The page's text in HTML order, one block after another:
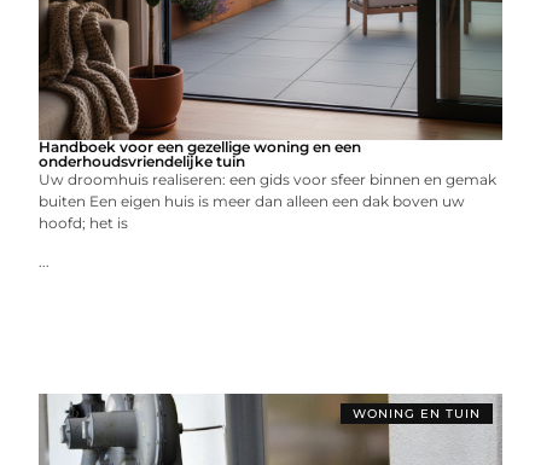
Handboek voor een gezellige woning en een
onderhoudsvriendelijke tuin
Uw droomhuis realiseren: een gids voor sfeer binnen en gemak
buiten Een eigen huis is meer dan alleen een dak boven uw
hoofd; het is
...
WONING EN TUIN